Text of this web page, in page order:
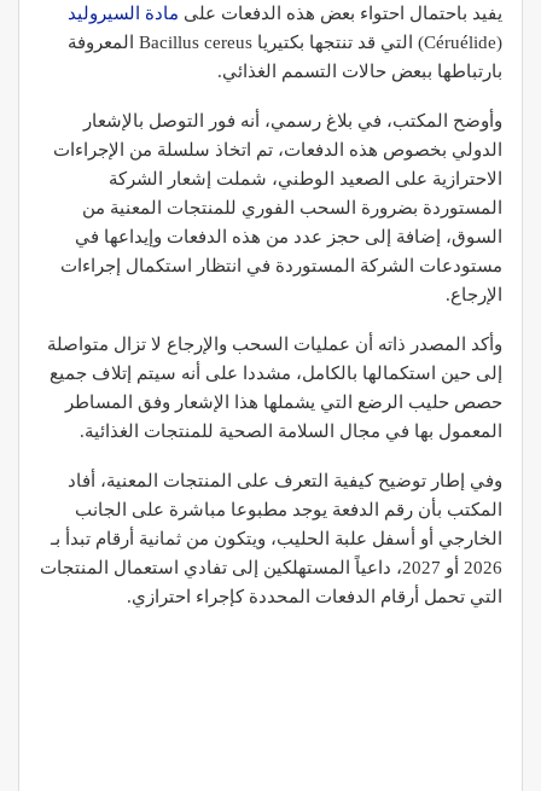
يفيد باحتمال احتواء بعض هذه الدفعات على مادة السيروليد
(Céruélide) التي قد تنتجها بكتيريا Bacillus cereus المعروفة
بارتباطها ببعض حالات التسمم الغذائي.
وأوضح المكتب، في بلاغ رسمي، أنه فور التوصل بالإشعار
الدولي بخصوص هذه الدفعات، تم اتخاذ سلسلة من الإجراءات
الاحترازية على الصعيد الوطني، شملت إشعار الشركة
المستوردة بضرورة السحب الفوري للمنتجات المعنية من
السوق، إضافة إلى حجز عدد من هذه الدفعات وإيداعها في
مستودعات الشركة المستوردة في انتظار استكمال إجراءات
الإرجاع.
وأكد المصدر ذاته أن عمليات السحب والإرجاع لا تزال متواصلة
إلى حين استكمالها بالكامل، مشددا على أنه سيتم إتلاف جميع
حصص حليب الرضع التي يشملها هذا الإشعار وفق المساطر
المعمول بها في مجال السلامة الصحية للمنتجات الغذائية.
وفي إطار توضيح كيفية التعرف على المنتجات المعنية، أفاد
المكتب بأن رقم الدفعة يوجد مطبوعا مباشرة على الجانب
الخارجي أو أسفل علبة الحليب، ويتكون من ثمانية أرقام تبدأ بـ
2026 أو 2027، داعياً المستهلكين إلى تفادي استعمال المنتجات
التي تحمل أرقام الدفعات المحددة كإجراء احترازي.